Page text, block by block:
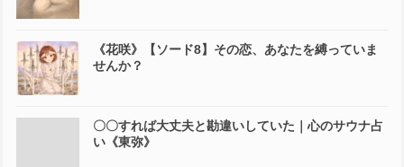
《花咲》【ソード8】その恋、あなたを縛っていま
せんか？
〇〇すれば大丈夫と勘違いしていた｜心のサウナ占
い《東弥》